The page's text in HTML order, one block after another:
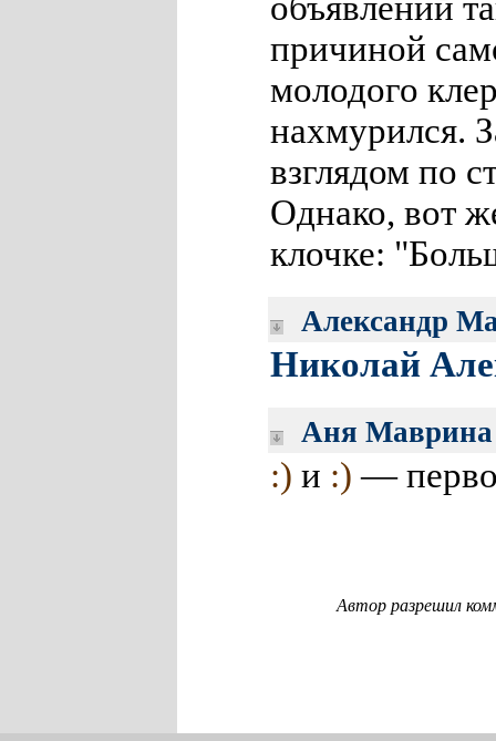
причиной
молодого
нахмурился.
взглядом по
Однако, вот
клочке:
Александр
Николай
Аня Маврина
:) и :) —
Автор разрешил